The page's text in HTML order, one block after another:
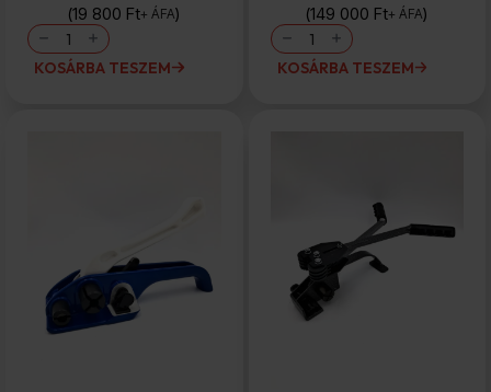
19 800 Ft+ ÁFA
Feszítő,
CET19
mennyiség
KOSÁRBA TESZEM
149 000 Ft+ ÁFA
Feszítő,
CET40
mennyiség
KOSÁRBA TESZEM